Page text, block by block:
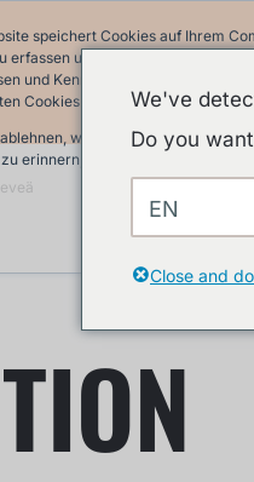
speichert Cookies auf Ihrem
erfassen und damit wir uns an Sie
und Kennzahlen über unsere
Cookies finden Sie in unserer
werden Ihre
erinnern, dass Sie nicht
We've
Do you
EN
Close and